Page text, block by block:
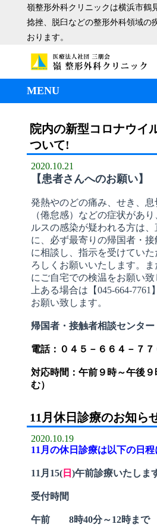
嶺整形外科クリニックは横浜市鶴
捻挫、脱臼などの整形外科領域の
おります。
MENU
院内の新型コロナウイ
ついて!
2020.10.21
【患者さんへのお願い】
発熱やのどの痛み、せき、息
（倦怠感）などの症状があ
ルスの感染が疑われる方は
に、必ず最寄りの帰国者・
に相談し、指示を受けてい
ろしくお願いいたします。
にご自宅での検温をお願い致
上ある場合は【045-664-
お願い致します。
帰国者・接触者相談センター
電話：０４５－６６４－７７
対応時間：午前９時～午後
む）
11月休日診療のお知ら
2020.10.19
11月の休日診療は以下の日
11月15(日 )午前診療いたしま
受付時間
午前 8時40分～12時まで